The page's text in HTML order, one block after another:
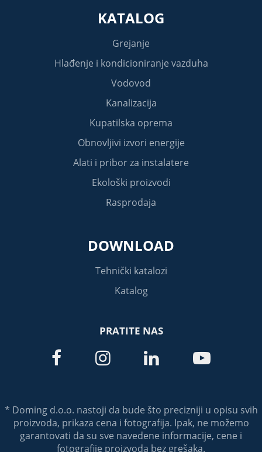
KATALOG
Grejanje
Hlađenje i kondicioniranje vazduha
Vodovod
Kanalizacija
Kupatilska oprema
Obnovljivi izvori energije
Alati i pribor za instalatere
Ekološki proizvodi
Rasprodaja
DOWNLOAD
Tehnički katalozi
Katalog
PRATITE NAS
   
* Doming d.o.o. nastoji da bude što precizniji u opisu svih
proizvoda, prikaza cena i fotografija. Ipak, ne možemo
garantovati da su sve navedene informacije, cene i
fotografije proizvoda bez grešaka.